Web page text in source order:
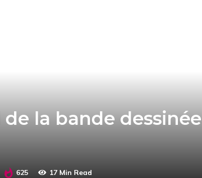
la bande dessinée
625 17 Min Read